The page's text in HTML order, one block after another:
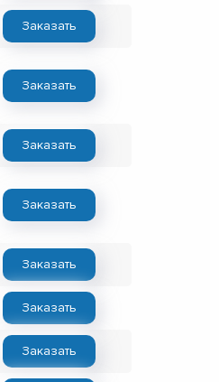
Заказать
Заказать
Заказать
Заказать
Заказать
Заказать
Заказать